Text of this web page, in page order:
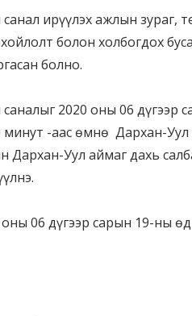
ирүүлэх ажлын зураг,
болон холбогдох
болно.
2020 оны 06 дүгээр
минут -аас өмнө Дархан-
Уул аймаг дахь
06 дүгээр сарын 19-ны